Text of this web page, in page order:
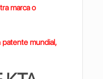
marca o
mundial,